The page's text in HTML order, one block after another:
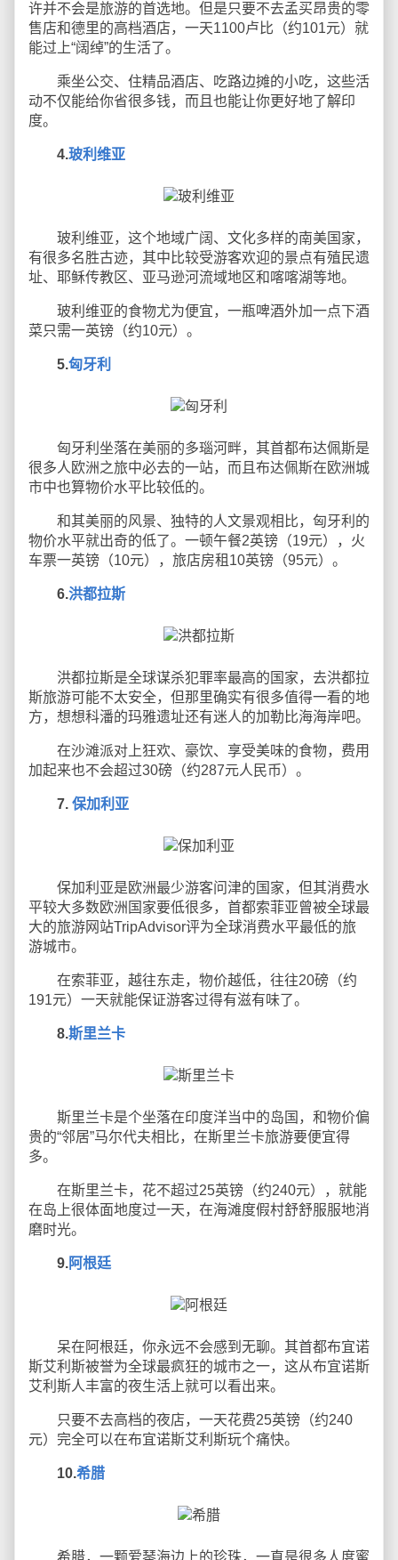
许并不会是旅游的首选地。但是只要不去孟买昂贵的零
售店和德里的高档酒店，一天1100卢比（约101元）就
能过上“阔绰”的生活了。
乘坐公交、住精品酒店、吃路边摊的小吃，这些活
动不仅能给你省很多钱，而且也能让你更好地了解印
度。
4.玻利维亚
玻利维亚，这个地域广阔、文化多样的南美国家，
有很多名胜古迹，其中比较受游客欢迎的景点有殖民遗
址、耶稣传教区、亚马逊河流域地区和喀喀湖等地。
玻利维亚的食物尤为便宜，一瓶啤酒外加一点下酒
菜只需一英镑（约10元）。
5.匈牙利
匈牙利坐落在美丽的多瑙河畔，其首都布达佩斯是
很多人欧洲之旅中必去的一站，而且布达佩斯在欧洲城
市中也算物价水平比较低的。
和其美丽的风景、独特的人文景观相比，匈牙利的
物价水平就出奇的低了。一顿午餐2英镑（19元），火
车票一英镑（10元），旅店房租10英镑（95元）。
6.洪都拉斯
洪都拉斯是全球谋杀犯罪率最高的国家，去洪都拉
斯旅游可能不太安全，但那里确实有很多值得一看的地
方，想想科潘的玛雅遗址还有迷人的加勒比海海岸吧。
在沙滩派对上狂欢、豪饮、享受美味的食物，费用
加起来也不会超过30磅（约287元人民币）。
7. 保加利亚
保加利亚是欧洲最少游客问津的国家，但其消费水
平较大多数欧洲国家要低很多，首都索菲亚曾被全球最
大的旅游网站TripAdvisor评为全球消费水平最低的旅
游城市。
在索菲亚，越往东走，物价越低，往往20磅（约
191元）一天就能保证游客过得有滋有味了。
8.斯里兰卡
斯里兰卡是个坐落在印度洋当中的岛国，和物价偏
贵的“邻居”马尔代夫相比，在斯里兰卡旅游要便宜得
多。
在斯里兰卡，花不超过25英镑（约240元），就能
在岛上很体面地度过一天，在海滩度假村舒舒服服地消
磨时光。
9.阿根廷
呆在阿根廷，你永远不会感到无聊。其首都布宜诺
斯艾利斯被誉为全球最疯狂的城市之一，这从布宜诺斯
艾利斯人丰富的夜生活上就可以看出来。
只要不去高档的夜店，一天花费25英镑（约240
元）完全可以在布宜诺斯艾利斯玩个痛快。
10.希腊
希腊，一颗爱琴海边上的珍珠，一直是很多人度蜜